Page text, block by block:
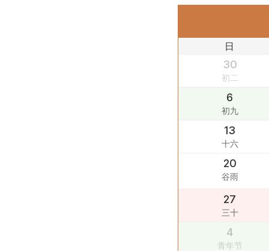
日
30
初二
6
初九
13
十六
20
谷雨
27
三十
4
青年节